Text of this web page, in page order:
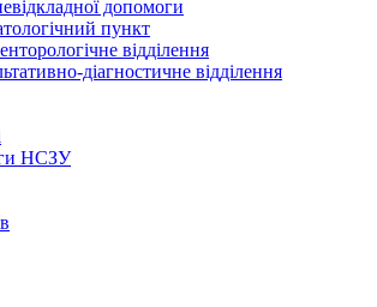
допомоги
пункт
відділення
діагностичне відділення
НСЗУ